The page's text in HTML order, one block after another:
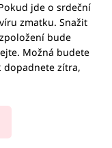
jde o srdeční
zmatku. Snažit
bude
Možná budete
dopadnete zítra,